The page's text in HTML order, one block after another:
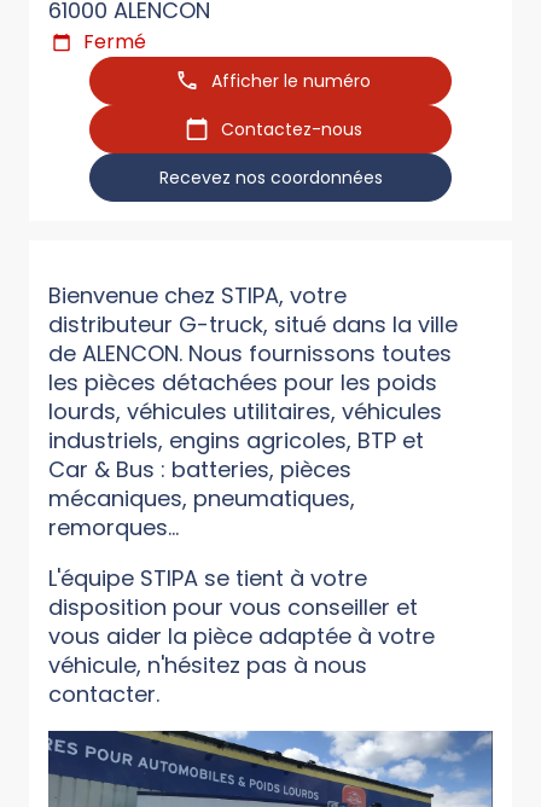
61000 ALENCON
Fermé
Afficher le numéro
Contactez-nous
Recevez nos coordonnées
Bienvenue chez STIPA, votre
distributeur G-truck, situé dans la ville
de ALENCON. Nous fournissons toutes
les pièces détachées pour les poids
lourds, véhicules utilitaires, véhicules
industriels, engins agricoles, BTP et
Car & Bus : batteries, pièces
mécaniques, pneumatiques,
remorques...
L'équipe STIPA se tient à votre
disposition pour vous conseiller et
vous aider la pièce adaptée à votre
véhicule, n'hésitez pas à nous
contacter.